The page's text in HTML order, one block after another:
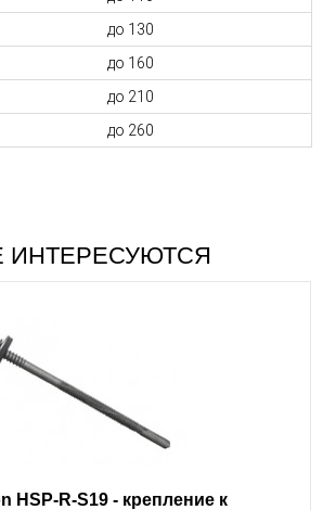
до 130
до 160
до 210
до 260
ИНТЕРЕСУЮТСЯ
HSP-R-S19 - крепление к